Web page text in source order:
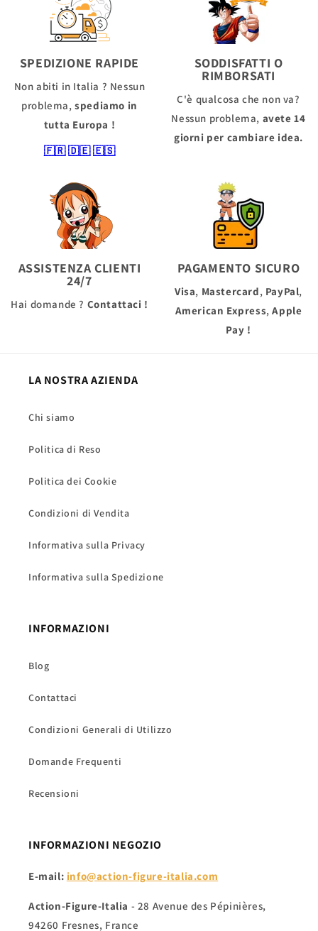
SPEDIZIONE RAPIDE
Non abiti in Italia ? Nessun
problema, spediamo in
tutta Europa !
🇫🇷🇩🇪🇪🇸
SODDISFATTI O
RIMBORSATI
C'è qualcosa che non va?
Nessun problema, avete 14
giorni per cambiare idea.
ASSISTENZA CLIENTI
24/7
Hai domande ? Contattaci !
PAGAMENTO SICURO
Visa, Mastercard, PayPal,
American Express,Apple
Pay !
LA NOSTRA AZIENDA
Chi siamo
Politica di Reso
Politica dei Cookie
Condizioni di Vendita
Informativa sulla Privacy
Informativa sulla Spedizione
INFORMAZIONI
Blog
Contattaci
Condizioni Generali di Utilizzo
Domande Frequenti
Recensioni
INFORMAZIONI NEGOZIO
E-mail: info@action-figure-italia.com
Action-Figure-Italia - 28 Avenue des Pépinières,
94260 Fresnes, France